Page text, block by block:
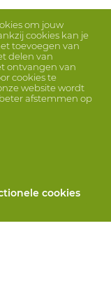
om jouw
cookies kan je
toevoegen van
delen van
ontvangen van
cookies te
website wordt
afstemmen op
cookies